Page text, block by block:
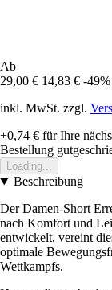
Ab
29,00 € 14,83 € -49%
inkl. MwSt. zzgl.
+0,74 € für Ihre
Bestellung
Loading...
Beschreibung
Der Damen-Short
nach Komfort und
entwickelt, vereint
optimale
Wettkampfs.